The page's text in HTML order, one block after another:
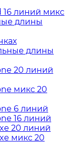
линий микс
длины
длины
20 линий
микс 20
6 линий
16 линий
20 линий
микс 20